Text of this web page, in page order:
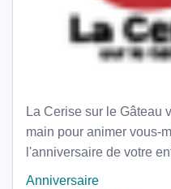
La Cerise sur le Gâteau
main pour animer vous-
l'anniversaire de votre
Anniversaire